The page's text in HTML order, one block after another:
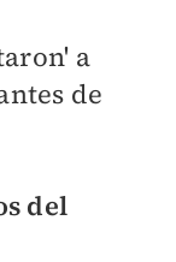
a
de
del